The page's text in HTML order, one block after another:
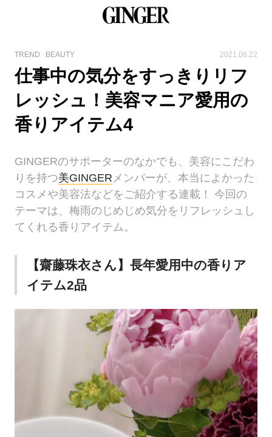
TREND BEAUTY 2021.06.22
仕事中の気分をすっきりリフ
レッシュ！美容マニア愛用の
香りアイテム4
GINGERのサポーターのなかでも、美容にこだわ
りを持つ美GINGER メンバーが、本当によかった
コスメや美容法などをご紹介する連載！ 今回の
テーマは、梅雨のじめじめ気分をリフレッシュし
てくれる香りアイテム。
【齋藤珠衣さん】長年愛用中の香りア
イテム2品